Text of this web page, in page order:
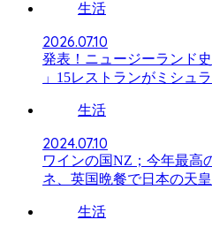
生活
2026.07.10
発表！ニュージーランド
」15レストランがミシュ
生活
2024.07.10
ワインの国NZ；今年最高
ネ、英国晩餐で日本の天
生活